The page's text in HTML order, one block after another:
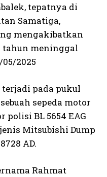
tepatnya di
Samatiga,
mengakibatkan
tahun meninggal
2025
pada pukul
sepeda motor
polisi BL 5654 EAG
Mitsubishi Dump
AD.
Rahmat